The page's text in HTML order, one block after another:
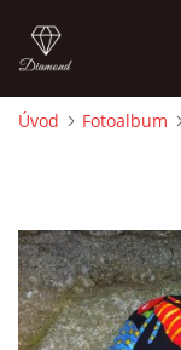
CEDULKY
Úvod Fotoalbum